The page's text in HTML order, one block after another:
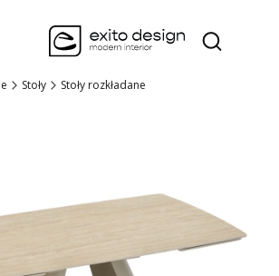
Otwórz
Stoły Stoły rozkładane